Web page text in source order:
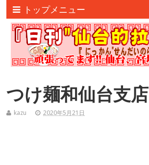
トップメニュー
つけ麺和仙台支店
kazu 2020年5月21日